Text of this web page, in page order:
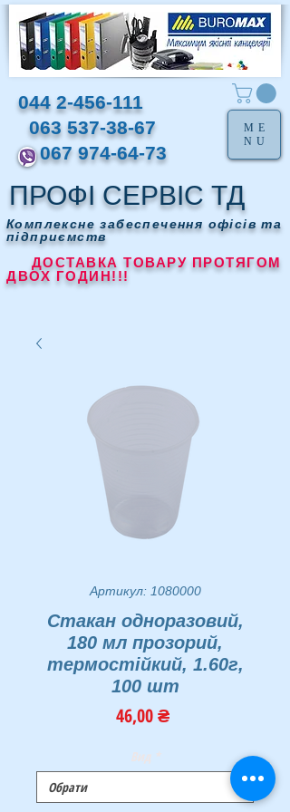
ПРОФІ СЕРВІС ТД
Комплексне забеспечення офісів та
підприємств
ДОСТАВКА ТОВАРУ ПРОТЯГОМ
ДВОХ ГОДИН!!!
044 2-456-111
063 537-38-67
067 974-64-73
ME
NU
Артикул: 1080000
Стакан одноразовий,
180 мл прозорий,
термостійкий, 1.60г,
100 шт
46,00 ₴Ціна
Вид *